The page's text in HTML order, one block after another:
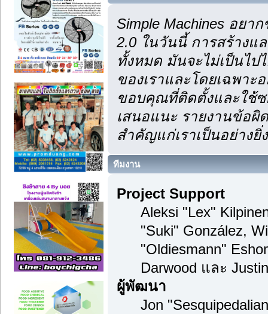
Simple Machines อย
2.0 ในวันนี้ การสร้างแ
ทั้งหมด มันจะไม่เป็นไป
ของเราและโดยเฉพาะ
ขอบคุณที่ติดตั้งและใช้ซ
เสนอแนะ รายงานข้อผิ
สำคัญแก่เราเป็นอย่างยิ่ง
ทีมงาน
Project Support
Aleksi "Lex"
"Suki" González,
"Oldiesmann"
Darwood และ
ผู้พัฒนา
Jon